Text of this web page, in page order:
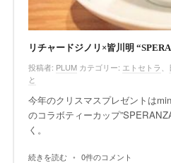
リチャードジノリ×皆川明
投稿者: PLUM カテゴリー: エトセトラ
と
今年のクリスマスプレゼントは
のコラボティーカップ
く。
続きを読む • 0件のコメント